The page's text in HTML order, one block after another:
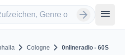
arrow_forward menu
chevron_right Cologne chevron_right 0nlineradio - 60S